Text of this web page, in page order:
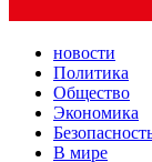
новости
Политика
Общество
Экономика
В мире